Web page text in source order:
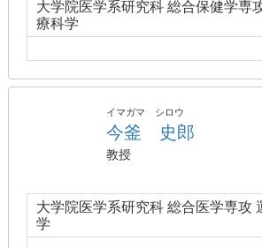
大学院医学系研究科 総合保健学専
療科学
イマガマ シロウ
今釜 史郎
教授
大学院医学系研究科 総合医学専攻
学